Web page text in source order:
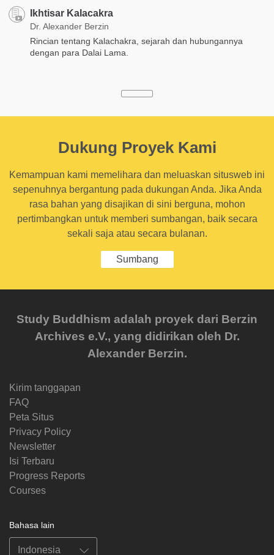
Ikhtisar Kalacakra
Dr. Alexander Berzin
Rincian tentang Kalachakra, sejarah dan hubungannya
dengan para Dalai Lama.
Dukung Proyek Kami
Kemampuan kami memelihara dan meluaskan situsweb ini
sepenuhnya bergantung pada dukungan Anda. Jika Anda
rasa bahan yang disajikan di sini berguna, mohon
pertimbangkan untuk memberi sumbangan, baik secara
sekali saja atau secara bulanan.
Sumbang
Study Buddhism adalah proyek dari Berzin
Archives e.V., yang didirikan oleh Dr.
Alexander Berzin.
Kirim tanggapan
FAQ
Peta Situs
Privacy Policy
Newsletter
Isi Terbaru
Progress Reports
Courses
Bahasa lain